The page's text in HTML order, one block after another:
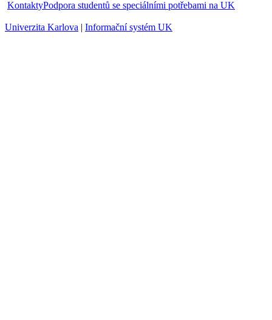
KontaktyPodpora studentů se speciálními potřebami na UK
Univerzita Karlova | Informační systém UK